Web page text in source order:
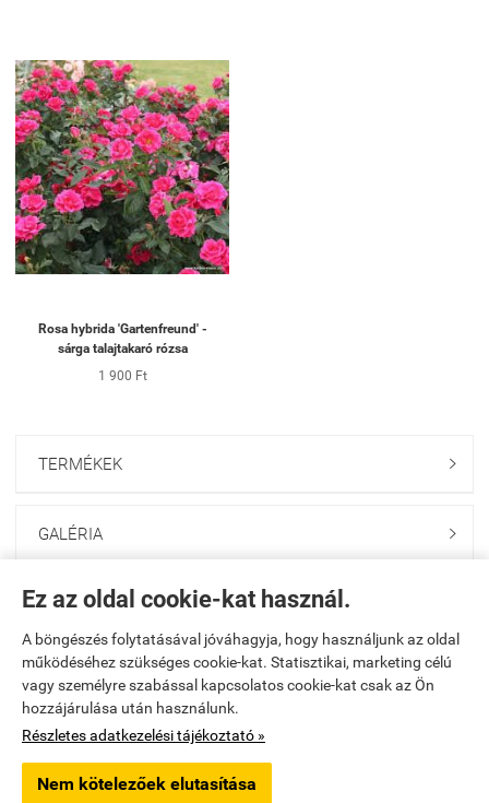
Ez az oldal cookie-kat használ.
A böngészés folytatásával jóváhagyja, hogy használjunk az oldal
működéséhez szükséges cookie-kat. Statisztikai, marketing célú
vagy személyre szabással kapcsolatos cookie-kat csak az Ön
hozzájárulása után használunk.
Részletes adatkezelési tájékoztató »
Nem kötelezőek elutasítása
Rosa hybrida 'Gartenfreund' -
sárga talajtakaró rózsa
1 900 Ft
TERMÉKEK 
GALÉRIA 
ONLINE GAZDABOLT
Saját fiók
Elérhetőségek